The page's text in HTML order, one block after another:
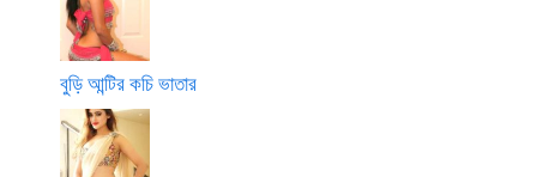
বুড়ি আন্টির কচি ভাতার